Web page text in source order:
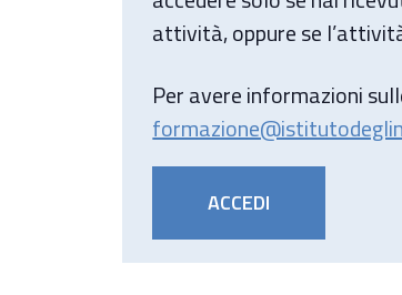
attività, oppure se
Per avere informazioni
ACCEDI